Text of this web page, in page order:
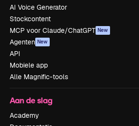
AI Voice Generator
Stockcontent
MCP voor Claude/ChatGPT New
Agenten New
API
Mobiele app
Alle Magnific-tools
Aan de slag
Academy